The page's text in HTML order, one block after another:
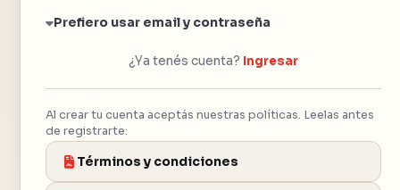
Prefiero usar email y contraseña
¿Ya tenés cuenta? Ingresar
Al crear tu cuenta aceptás nuestras políticas. Leelas antes
de registrarte:
Términos y condiciones